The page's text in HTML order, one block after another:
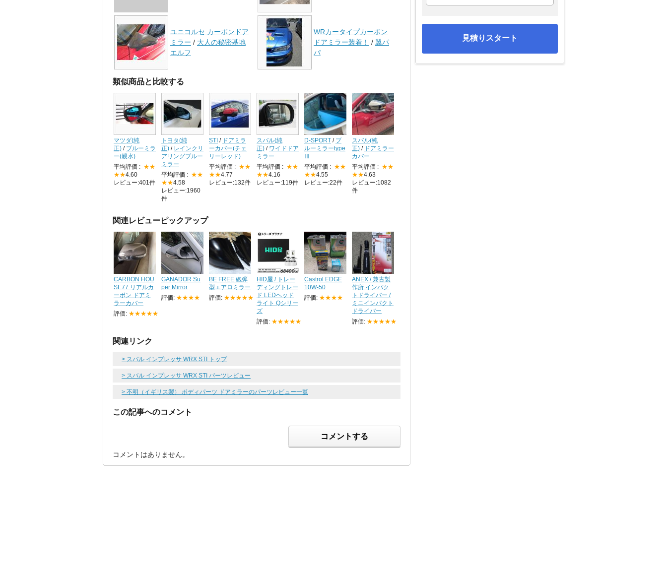
ユニコルセ カーボンドア
ミラー / 大人の秘密基地
エルフ
WRカータイプカーボン
ドアミラー装着！
/ 翼パ
パ
類似商品と比較する
マツダ(純
正) / ブルーミラ
ー(親水)
平均評価 : ★★
★★4.60
レビュー:401件
トヨタ(純
正) / レインクリ
アリングブルー
ミラー
平均評価 : ★★
★★4.58
レビュー:1960
件
STI / ドアミラ
ーカバー(チェ
リーレッド)
平均評価 : ★★
★★4.77
レビュー:132件
スバル(純
正) / ワイドドア
ミラー
平均評価 : ★★
★★4.16
レビュー:119件
D-SPORT / ブ
ルーミラーtype
Ⅲ
平均評価 : ★★
★★4.55
レビュー:22件
スバル(純
正) / ドアミラー
カバー
平均評価 : ★★
★★4.63
レビュー:1082
件
関連レビューピックアップ
CARBON HOU
SE77 リアルカ
ーボン ドアミ
ラーカバー
評価: ★★★★★
GANADOR Su
per Mirror
評価: ★★★★
BE FREE 砲弾
型エアロミラー
評価: ★★★★★
HID屋 / トレー
ディングトレー
ド LEDヘッド
ライト Qシリー
ズ
評価: ★★★★★
Castrol EDGE
10W-50
評価: ★★★★
ANEX / 兼古製
作所 インパク
トドライバー /
ミニインパクト
ドライバー
評価: ★★★★★
関連リンク
> スバル インプレッサ WRX STI トップ
> スバル インプレッサ WRX STI パーツレビュー
> 不明（イギリス製） ボディパーツ ドアミラーのパーツレビュー一覧
この記事へのコメント
コメントする
コメントはありません。
見積りスタート